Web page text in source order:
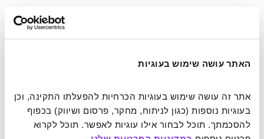
האתר עושה שימוש בעוגיות
צורת החשיבה השנייה נובעת מהמדדים, והיא התגמול."כשאנו
מהללים מנהיגה בפוליטיקה או בעסקים על האסון שהיא זה עתה
מנהיגה סיבה להשקיע מלכתחילה במניעת אסונות כאלה"
אכן חושבים על העתיד, אנו נוטים להתמקד בחיזוי מה בדיוק
עומד לקרות […] אבל אנו מקדישים הרבה פחות זמן כדי לדמיין
את כל האפשרויות הטמונות בעתיד". במילים אחרות,"מה
שאנחנו לא מצליחים לדמיין". היא מזכירה את התפשטות מגפת